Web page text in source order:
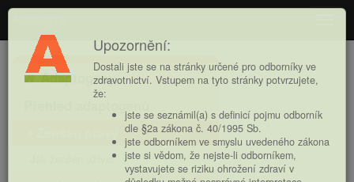
Adaptogeny
Hlavní
nabídkaAdaptogeny
Jak ženšen užívat
Upozornění:
Dostali jste se na stránky určené pro odborníky ve
zdravotnictví. Vstupem na tyto stránky potvrzujete,
že:
jste se seznámil(a) s definicí pojmu odborník
dle §2a zákona č. 40/1995 Sb.
jste odborníkem ve smyslu uvedeného zákona
jste si vědom, že nejste-li odborníkem,
vystavujete se riziku ohrožení zdraví v